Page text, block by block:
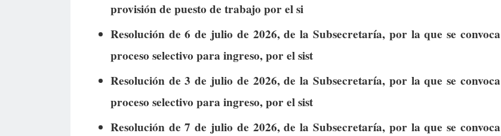
provisión de puesto de trabajo por el si
Resolución de 6 de julio de 2026, de la Subsecretaría, por la que se convoca
proceso selectivo para ingreso, por el sist
Resolución de 3 de julio de 2026, de la Subsecretaría, por la que se convoca
proceso selectivo para ingreso, por el sist
Resolución de 7 de julio de 2026, de la Subsecretaría, por la que se convoca